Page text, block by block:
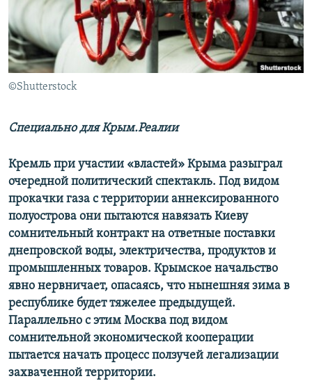
ПОБЕДИТЕЛЕЙ НЕ СУДЯТ?
КРЫМ.НЕПОКОРЕННЫЙ
ELIFBE
УКРАИНСКАЯ ПРОБЛЕМА КРЫМА
ПРИСОЕДИНЯЙТЕСЬ!
©Shutterstock
Специально для Крым.Реалии
Кремль при участии «властей» Крыма разыграл
очередной политический спектакль. Под видом
прокачки газа с территории аннексированного
полуострова они пытаются навязать Киеву
сомнительный контракт на ответные поставки
днепровской воды, электричества, продуктов и
промышленных товаров. Крымское начальство
явно нервничает, опасаясь, что нынешняя зима в
республике будет тяжелее предыдущей.
Параллельно с этим Москва под видом
сомнительной экономической кооперации
пытается начать процесс ползучей легализации
захваченной территории.